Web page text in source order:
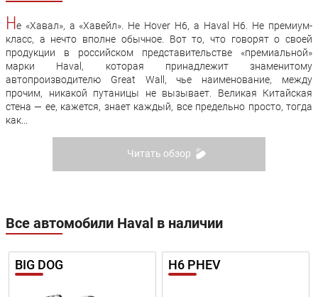
Не «Хавал», а «Хавейл». Не Hover H6, а Haval H6. Не премиум-
класс, а нечто вполне обычное. Вот то, что говорят о своей
продукции в российском представительстве «премиальной»
марки Haval, которая принадлежит знаменитому
автопроизводителю Great Wall, чье наименование, между
прочим, никакой путаницы не вызывает. Великая Китайская
стена — ее, кажется, знает каждый, все предельно просто, тогда
как...
Читать обзор
Все автомобили Haval в наличии
BIG DOG H6 PHEV